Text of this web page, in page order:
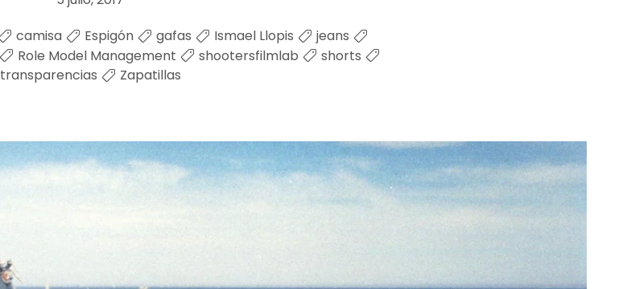
camisa Espigón gafas Ismael Llopis
jeans
Role Model Management shootersfilmlab
shorts
transparencias
Zapatillas